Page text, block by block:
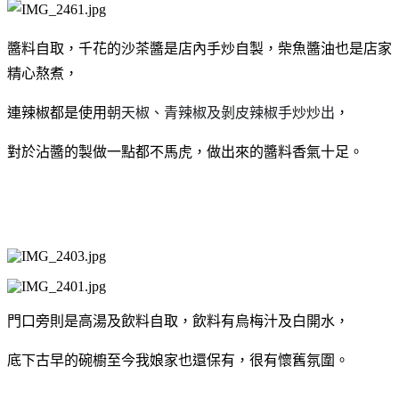
醬料自取，千花的沙茶醬是店內手炒自製，柴魚醬油也是店家
精心熬煮，
連辣椒都是使用朝天椒、青辣椒及剝皮辣椒手炒炒出 ，
對於沾醬的製做一點都不馬虎，做出來的醬料香氣十足。
門口旁則是高湯及飲料自取，飲料有烏梅汁及白開水，
底下古早的碗櫥至今我娘家也還保有，很有懷舊氛圍。